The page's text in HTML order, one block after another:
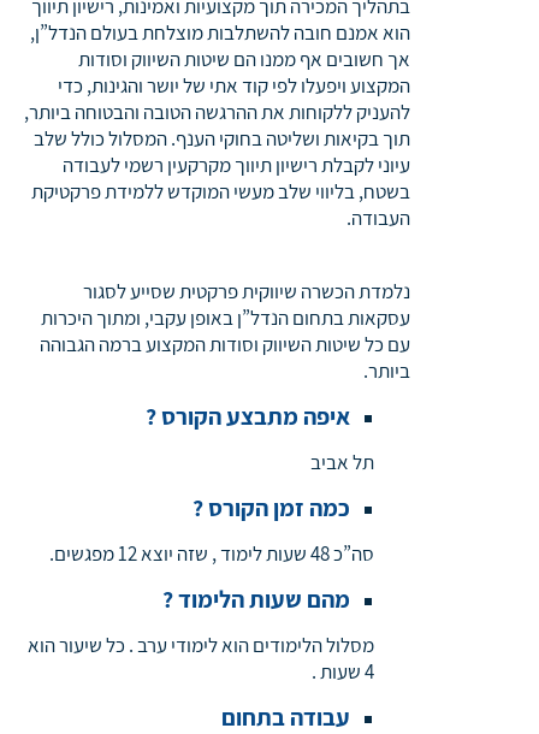
בתהליך המכירה תוך מקצועיות ואמינות, רישיון תיווך
הוא אמנם חובה להשתלבות מוצלחת בעולם הנדל”ן,
אך חשובים אף ממנו הם שיטות השיווק וסודות
המקצוע ויפעלו לפי קוד אתי של יושר והגינות, כדי
להעניק ללקוחות את ההרגשה הטובה והבטוחה ביותר,
תוך בקיאות ושליטה בחוקי הענף. המסלול כולל שלב
עיוני לקבלת רישיון תיווך מקרקעין רשמי לעבודה
בשטח, בליווי שלב מעשי המוקדש ללמידת פרקטיקת
העבודה.
נלמדת הכשרה שיווקית פרקטית שסייע לסגור
עסקאות בתחום הנדל”ן באופן עקבי, ומתוך היכרות
עם כל שיטות השיווק וסודות המקצוע ברמה הגבוהה
ביותר.
איפה מתבצע הקורס ?
תל אביב
כמה זמן הקורס ?
סה”כ 48 שעות לימוד , שזה יוצא 12 מפגשים.
מהם שעות הלימוד ?
מסלול הלימודים הוא לימודי ערב . כל שיעור הוא
4 שעות .
עבודה בתחום